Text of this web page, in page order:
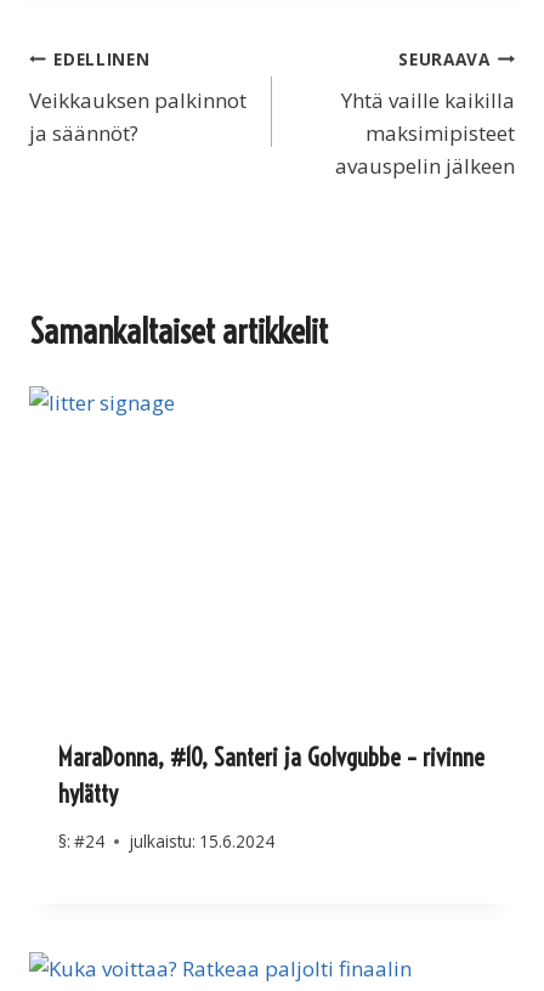
Artikkelien
selaus
EDELLINEN
Veikkauksen palkinnot
ja säännöt?
SEURAAVA
Yhtä vaille kaikilla
maksimipisteet
avauspelin jälkeen
Samankaltaiset artikkelit
MaraDonna, #10, Santeri ja Golvgubbe – rivinne
hylätty
§: #24 julkaistu: 15.6.2024